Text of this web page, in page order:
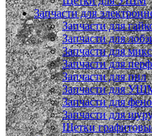
Запчасти для
Запчасти для
Запчасти для
Запчасти для
Запчасти для
Запчасти для пил
Запчасти для
Запчасти для
Запчасти для
Щетки